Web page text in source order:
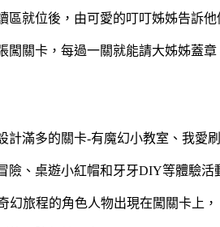
區就位後，由可愛的叮叮姊姊告訴
闖關卡，每過一關就能請大姊姊蓋章
計滿多的關卡-有魔幻小教室、我愛
險、桌遊小紅帽和牙牙DIY等體驗活
幻旅程的角色人物出現在闖關卡上，